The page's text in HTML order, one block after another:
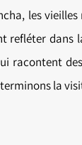
les
refléter dans
racontent
la